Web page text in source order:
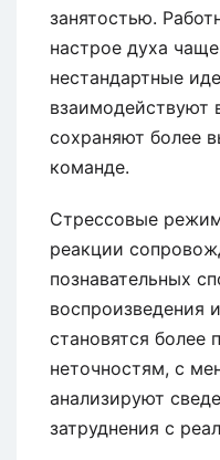
занятостью.
настрое духа
нестандартные
взаимодействуют
сохраняют более
команде.
Стрессовые
реакции
познавательных
воспроизведения
становятся более
неточностям, с
анализируют
затруднения с